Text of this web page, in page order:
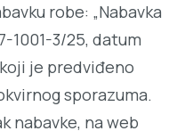
robe: „Nabavka
1001-3/25, datum
koji je predviđeno
sporazuma.
nabavke, na web